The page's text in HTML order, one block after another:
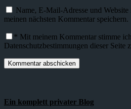
Name, E-Mail-Adresse und
meinen nächsten Kommentar speichern.
* Mit meinem Kommentar stimme
Datenschutzbestimmungen dieser Seite
Ein komplett privater Blog